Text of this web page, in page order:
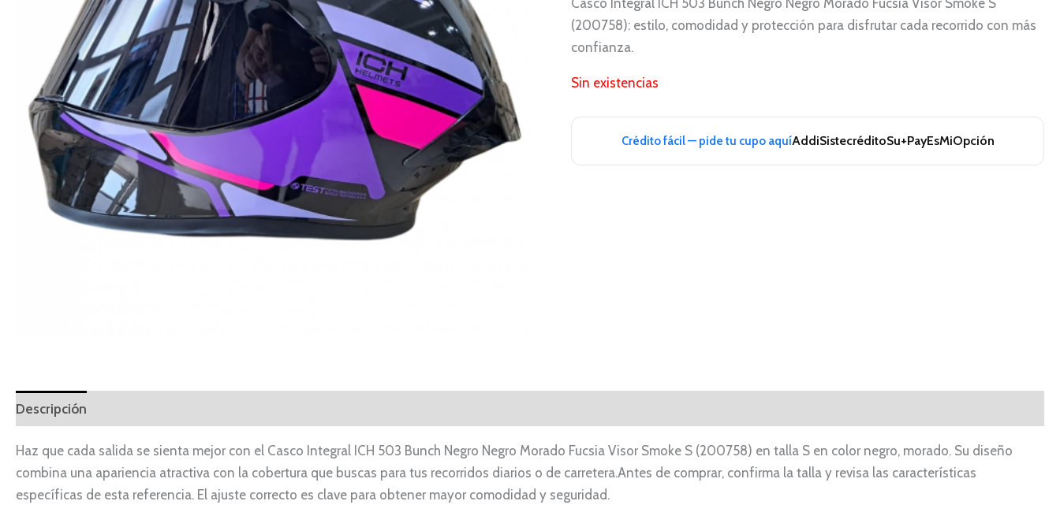
(200758): estilo, comodidad y protección para disfrutar cada recorrido con más
confianza.
Sin existencias
Crédito fácil — pide tu cupo aquíAddiSistecréditoSu+PayEsMiOpción
Descripción
Haz que cada salida se sienta mejor con el Casco Integral ICH 503 Bunch Negro Negro Morado Fucsia Visor Smoke S (200758) en talla S en color negro, morado. Su diseño
combina una apariencia atractiva con la cobertura que buscas para tus recorridos diarios o de carretera.Antes de comprar, confirma la talla y revisa las características
específicas de esta referencia. El ajuste correcto es clave para obtener mayor comodidad y seguridad.